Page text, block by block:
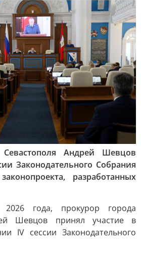
Андрей Шевцов
Законодательного Собрания
разработанных
года, прокурор города
Шевцов принял участие в
IV сессии Законодательного